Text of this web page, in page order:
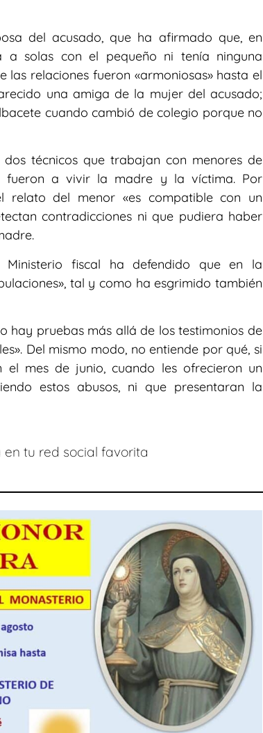
del acusado, que ha afirmado que, en
a solas con el pequeño ni tenía ninguna
relaciones fueron «armoniosas» hasta el
una amiga de la mujer del acusado;
cuando cambió de colegio porque no
técnicos que trabajan con menores de
fueron a vivir la madre y la víctima. Por
relato del menor «es compatible con un
contradicciones ni que pudiera haber
Ministerio fiscal ha defendido que en la
tal y como ha esgrimido también
hay pruebas más allá de los testimonios de
Del mismo modo, no entiende por qué, si
mes de junio, cuando les ofrecieron un
estos abusos, ni que presentaran la
tu red social favorita